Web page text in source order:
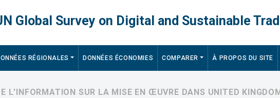
Global Survey on Digital and Sustainable
RÉGIONALES DONNÉES ÉCONOMIES COMPARER À PROPOS DU SITE
L'INFORMATION SUR LA MISE EN ŒUVRE DANS UNITED